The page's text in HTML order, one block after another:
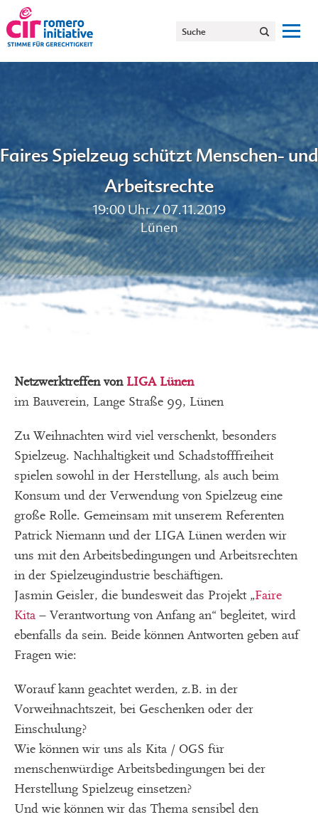
Faires Spielzeug schützt Menschen- und
Arbeitsrechte
19:00 Uhr / 07.11.2019
Lünen
Netzwerktreffen von LIGA Lünen
im Bauverein, Lange Straße 99, Lünen
Zu Weihnachten wird viel verschenkt, besonders
Spielzeug. Nachhaltigkeit und Schadstofffreiheit
spielen sowohl in der Herstellung, als auch beim
Konsum und der Verwendung von Spielzeug eine
große Rolle. Gemeinsam mit unserem Referenten
Patrick Niemann und der LIGA Lünen werden wir
uns mit den Arbeitsbedingungen und Arbeitsrechten
in der Spielzeugindustrie beschäftigen.
Jasmin Geisler, die bundesweit das Projekt „Faire
Kita – Verantwortung von Anfang an“ begleitet, wird
ebenfalls da sein. Beide können Antworten geben auf
Fragen wie:
Worauf kann geachtet werden, z.B. in der
Vorweihnachtszeit, bei Geschenken oder der
Einschulung?
Wie können wir uns als Kita / OGS für
menschenwürdige Arbeitsbedingungen bei der
Herstellung Spielzeug einsetzen?
Und wie können wir das Thema sensibel den